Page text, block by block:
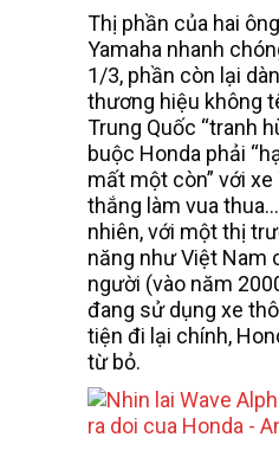
Thị phần của hai
Yamaha nhanh
1/3, phần còn lại
thương hiệu không
Trung Quốc “tranh
buộc Honda phải
mất một còn” với
thắng làm vua
nhiên, với một thị
năng như Việt Nam
người (vào năm
đang sử dụng xe
tiện đi lại chính,
từ bỏ.